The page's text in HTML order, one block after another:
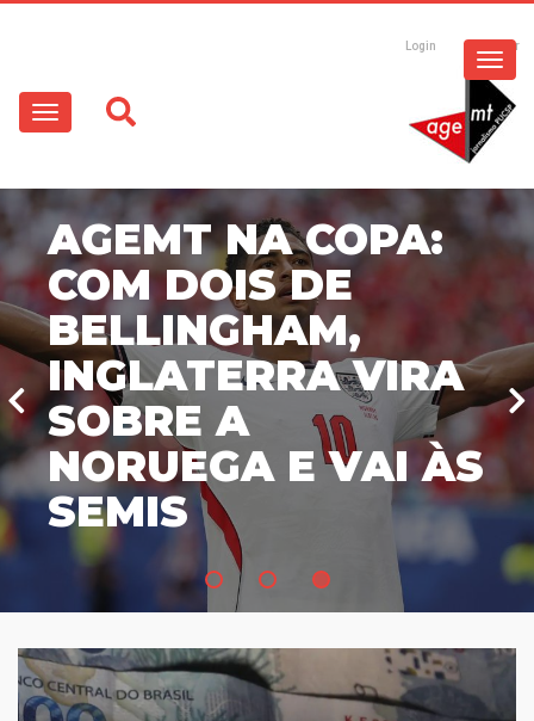
conteúdo
principal
Login Registrar
Main
navigation
AGEMT NA COPA:
COM DOIS DE
BELLINGHAM,
INGLATERRA VIRA
SOBRE A
NORUEGA E VAI ÀS
SEMIS